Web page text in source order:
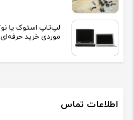
موردی خرید حرفه‌ای
اطلاعات تماس